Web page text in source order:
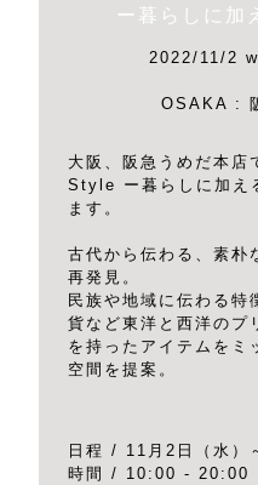
ー暮らしに加
2022/11/2
OSAKA :
大阪、阪急うめだ本
Style ー暮らしに加え
ます。
古代から伝わる、素朴
再発見。
民族や地域に伝わる特
貨など東洋と西洋のプ
を持ったアイテムをミ
空間を提案。
日程 / 11月2日（水）
時間 / 10:00 - 20:00